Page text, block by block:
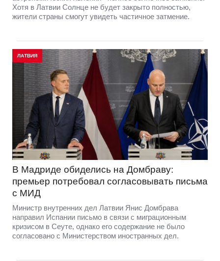
Хотя в Латвии Солнце не будет закрыто полностью,
жители страны смогут увидеть частичное затмение.
ЛАТВИЯ
В Мадриде обиделись на Домбраву:
премьер потребовал согласовывать письма
с МИД
Министр внутренних дел Латвии Янис Домбрава
направил Испании письмо в связи с миграционным
кризисом в Сеуте, однако его содержание не было
согласовано с Министерством иностранных дел.